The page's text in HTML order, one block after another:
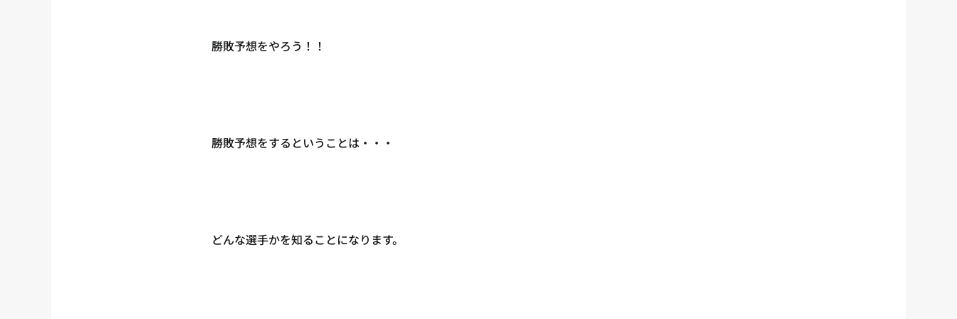
勝敗予想をやろう！！
勝敗予想をするということは・・・
どんな選手かを知ることになります。